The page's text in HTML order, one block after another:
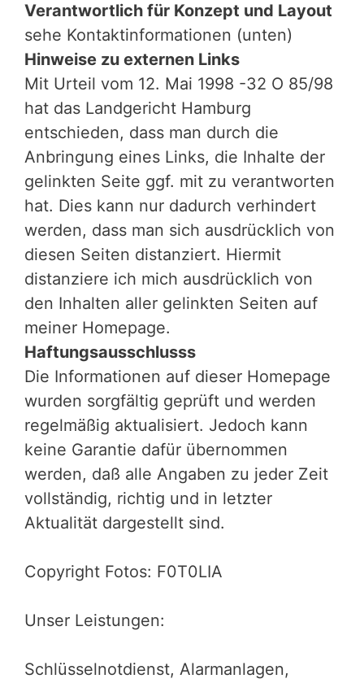
Verantwortlich für Konzept und Layout
sehe Kontaktinformationen (unten)
Hinweise zu externen Links
Mit Urteil vom 12. Mai 1998 -32 O 85/98
hat das Landgericht Hamburg
entschieden, dass man durch die
Anbringung eines Links, die Inhalte der
gelinkten Seite ggf. mit zu verantworten
hat. Dies kann nur dadurch verhindert
werden, dass man sich ausdrücklich von
diesen Seiten distanziert. Hiermit
distanziere ich mich ausdrücklich von
den Inhalten aller gelinkten Seiten auf
meiner Homepage.
Haftungsausschlusss
Die Informationen auf dieser Homepage
wurden sorgfältig geprüft und werden
regelmäßig aktualisiert. Jedoch kann
keine Garantie dafür übernommen
werden, daß alle Angaben zu jeder Zeit
vollständig, richtig und in letzter
Aktualität dargestellt sind.
Copyright Fotos: F0T0LIA
Unser Leistungen:
Schlüsselnotdienst, Alarmanlagen,